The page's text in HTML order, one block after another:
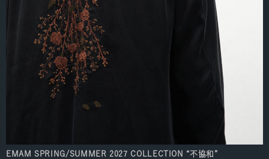
EMAM SPRING/SUMMER 2027 COLLECTION “不協和”